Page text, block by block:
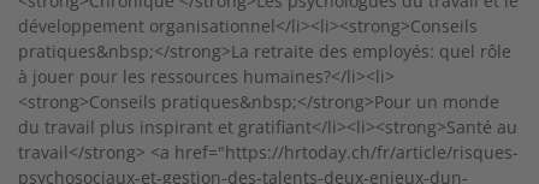
développement organisationnel</li><li><strong>Conseils
pratiques&nbsp;</strong>La retraite des employés: quel rôle
à jouer pour les ressources humaines?</li><li>
<strong>Conseils pratiques&nbsp;</strong>Pour un monde
du travail plus inspirant et gratifiant</li><li><strong>Santé au
travail</strong> <a href="https://hrtoday.ch/fr/article/risques-
psychosociaux-et-gestion-des-talents-deux-enjeux-dun-